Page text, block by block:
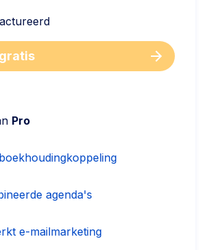
Pro
agenda's
e-mailmarketing